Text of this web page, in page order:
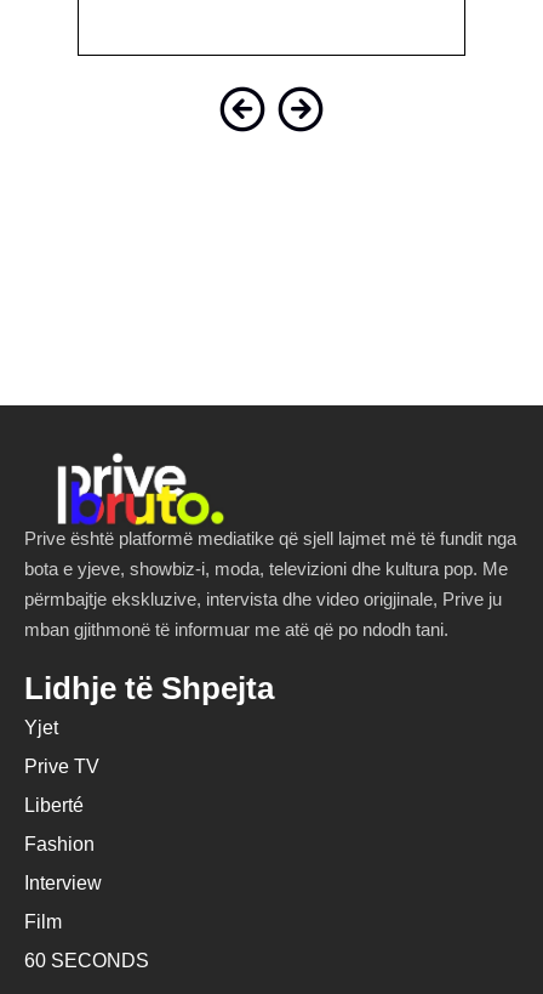
Prive është platformë mediatike që sjell lajmet më të fundit nga
bota e yjeve, showbiz-i, moda, televizioni dhe kultura pop. Me
përmbajtje ekskluzive, intervista dhe video origjinale, Prive ju
mban gjithmonë të informuar me atë që po ndodh tani.
Lidhje të Shpejta
Yjet
Prive TV
Liberté
Fashion
Interview
Film
60 SECONDS